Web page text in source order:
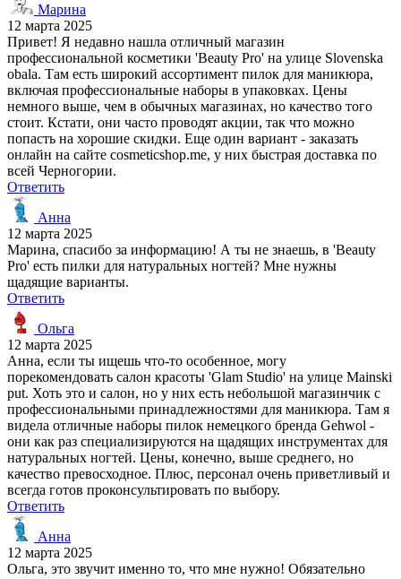
Марина
12 марта 2025
Привет! Я недавно нашла отличный магазин
профессиональной косметики 'Beauty Pro' на улице Slovenska
obala. Там есть широкий ассортимент пилок для маникюра,
включая профессиональные наборы в упаковках. Цены
немного выше, чем в обычных магазинах, но качество того
стоит. Кстати, они часто проводят акции, так что можно
попасть на хорошие скидки. Еще один вариант - заказать
онлайн на сайте cosmeticshop.me, у них быстрая доставка по
всей Черногории.
Ответить
Анна
12 марта 2025
Марина, спасибо за информацию! А ты не знаешь, в 'Beauty
Pro' есть пилки для натуральных ногтей? Мне нужны
щадящие варианты.
Ответить
Ольга
12 марта 2025
Анна, если ты ищешь что-то особенное, могу
порекомендовать салон красоты 'Glam Studio' на улице Mainski
put. Хоть это и салон, но у них есть небольшой магазинчик с
профессиональными принадлежностями для маникюра. Там я
видела отличные наборы пилок немецкого бренда Gehwol -
они как раз специализируются на щадящих инструментах для
натуральных ногтей. Цены, конечно, выше среднего, но
качество превосходное. Плюс, персонал очень приветливый и
всегда готов проконсультировать по выбору.
Ответить
Анна
12 марта 2025
Ольга, это звучит именно то, что мне нужно! Обязательно